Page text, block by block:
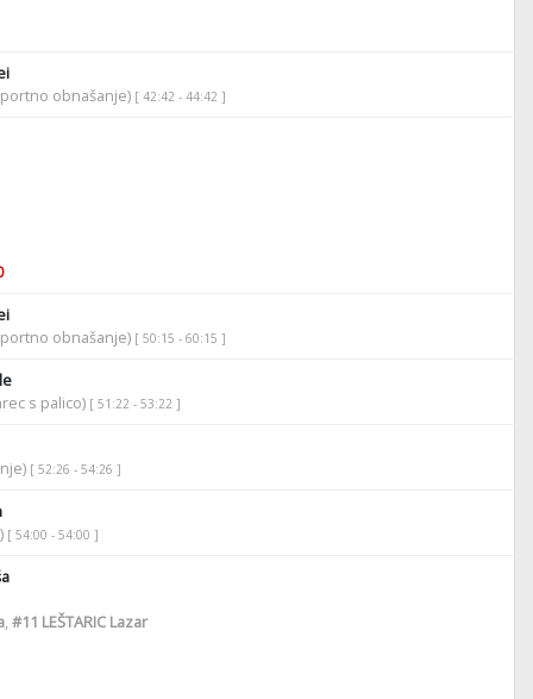
obnašanje) [ 42:42 - 44:42 ]
obnašanje) [ 50:15 - 60:15 ]
s palico) [ 51:22 - 53:22 ]
[ 52:26 - 54:26 ]
[ 54:00 - 54:00 ]
,#11 LEŠTARIC Lazar